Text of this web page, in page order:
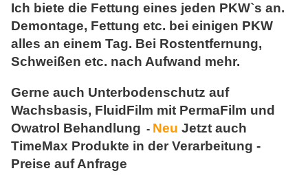
Ich biete die Fettung eines jeden PKW`s an.
Demontage, Fettung etc. bei einigen PKW
alles an einem Tag. Bei Rostentfernung,
Schweißen etc. nach Aufwand mehr.
Gerne auch Unterbodenschutz auf
Wachsbasis, FluidFilm mit PermaFilm und
Owatrol Behandlung - Neu Jetzt auch
TimeMax Produkte in der Verarbeitung -
Preise auf Anfrage